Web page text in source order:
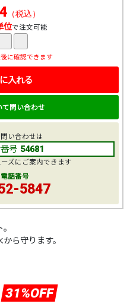
ら守ります。
31%OFF
（税込）
位で注文可能
に確認できます
入れる
問い合わせ
い合わせは
号 54681
ズにご案内できます
話番号
5847